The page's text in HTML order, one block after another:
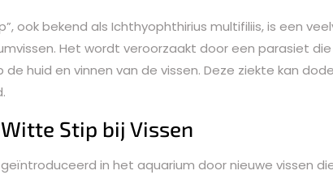
ook bekend als Ichthyophthirius multifiliis, is een
Het wordt veroorzaakt door een parasiet
huid en vinnen van de vissen. Deze ziekte kan
Stip bij Vissen
in het aquarium door nieuwe vissen